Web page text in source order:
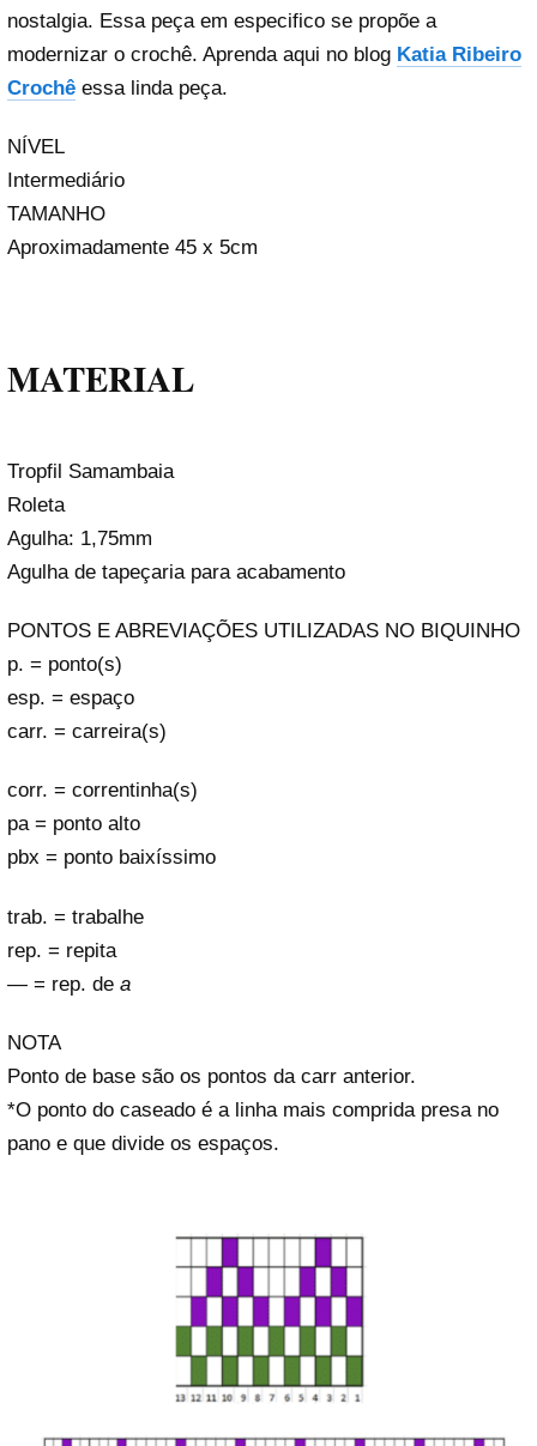
nostalgia. Essa peça em especifico se propõe a
modernizar o crochê. Aprenda aqui no blog Katia Ribeiro
Crochê essa linda peça.
NÍVEL
Intermediário
TAMANHO
Aproximadamente 45 x 5cm
MATERIAL
Tropfil Samambaia
Roleta
Agulha: 1,75mm
Agulha de tapeçaria para acabamento
PONTOS E ABREVIAÇÕES UTILIZADAS NO BIQUINHO
p. = ponto(s)
esp. = espaço
carr. = carreira(s)
corr. = correntinha(s)
pa = ponto alto
pbx = ponto baixíssimo
trab. = trabalhe
rep. = repita
— = rep. de a
NOTA
Ponto de base são os pontos da carr anterior.
*O ponto do caseado é a linha mais comprida presa no
pano e que divide os espaços.